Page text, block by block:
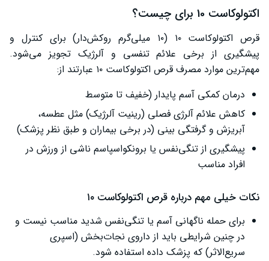
اکتولوکاست 10 برای چیست؟
قرص اکتولوکاست ۱۰ (۱۰ میلی‌گرم روکش‌دار) برای کنترل و
پیشگیری از برخی علائم تنفسی و آلرژیک تجویز می‌شود.
مهم‌ترین موارد مصرف قرص اکتولوکاست ۱۰ عبارتند از:
درمان کمکی آسم پایدار (خفیف تا متوسط
کاهش علائم آلرژی فصلی (رینیت آلرژیک) مثل عطسه،
آبریزش و گرفتگی بینی (در برخی بیماران و طبق نظر پزشک)
پیشگیری از تنگی‌نفس یا برونکواسپاسم ناشی از ورزش در
افراد مناسب
نکات خیلی مهم درباره قرص اکتولوکاست ۱۰
برای حمله ناگهانی آسم یا تنگی‌نفس شدید مناسب نیست و
در چنین شرایطی باید از داروی نجات‌بخش (اسپری
سریع‌الاثر) که پزشک داده استفاده شود.